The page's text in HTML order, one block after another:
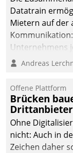
Datatrain
Mietern auf der
Unternehmens
Mitarbeiter
Andreas
Offene Plattform
Brücken
Ohne
nicht: Auch in
Zeichen daher